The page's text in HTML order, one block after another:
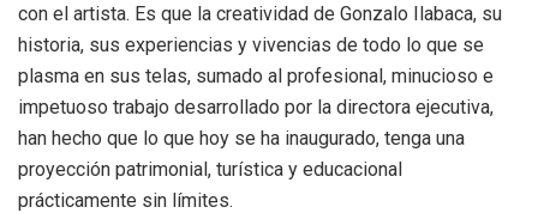
con el artista. Es que la creatividad de Gonzalo Ilabaca, su
historia, sus experiencias y vivencias de todo lo que se
plasma en sus telas, sumado al profesional, minucioso e
impetuoso trabajo desarrollado por la directora ejecutiva,
han hecho que lo que hoy se ha inaugurado, tenga una
proyección patrimonial, turística y educacional
prácticamente sin límites.